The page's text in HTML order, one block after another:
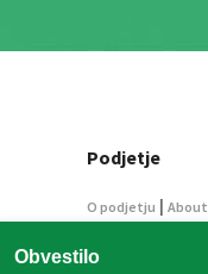
Obvestilo
Podjetje
O podjetju | About
Informacije javnega